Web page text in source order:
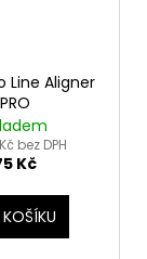
Line Aligner
PRO
bez DPH
Kč